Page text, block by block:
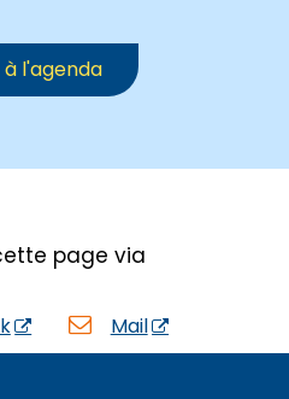
à l'agenda
page via
Mail